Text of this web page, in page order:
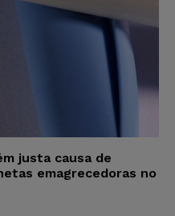
justa causa de
emagrecedoras no